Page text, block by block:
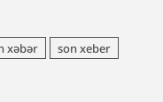
xəbər
son xeber